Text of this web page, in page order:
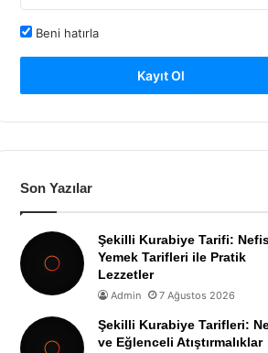
Beni hatırla
Kayıt Ol
Son Yazılar
Şekilli Kurabiye Tarifi:
Yemek Tarifleri ile Pratik
Lezzetler
Admin 7 Ağustos 2026
Şekilli Kurabiye Tarifleri:
ve Eğlenceli Atıştırmalıklar